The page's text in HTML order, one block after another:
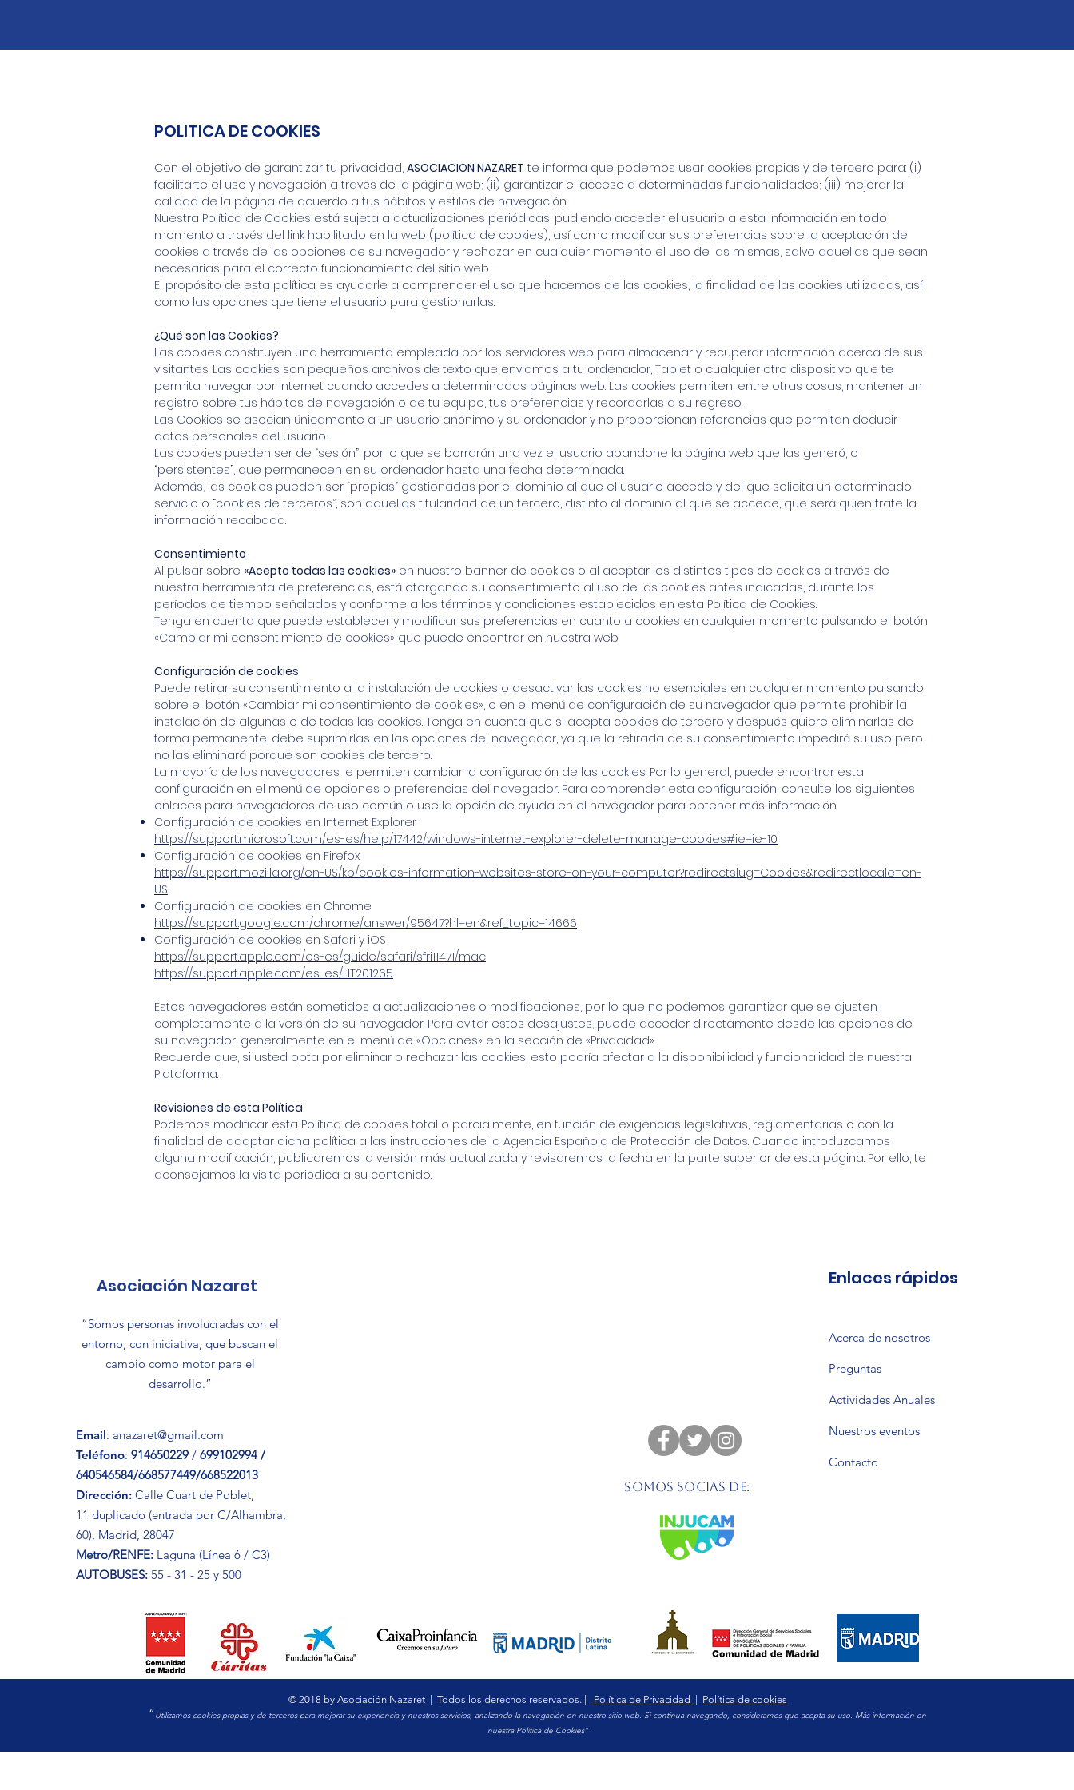
POLITICA DE COOKIES
Con el objetivo de garantizar tu privacidad, ASOCIACION NAZARET te informa que podemos usar cookies propias y de tercero para: (i)
facilitarte el uso y navegación a través de la página web; (ii) garantizar el acceso a determinadas funcionalidades; (iii) mejorar la
calidad de la página de acuerdo a tus hábitos y estilos de navegación.
Nuestra Política de Cookies está sujeta a actualizaciones periódicas, pudiendo acceder el usuario a esta información en todo
momento a través del link habilitado en la web (política de cookies), así como modificar sus preferencias sobre la aceptación de
cookies a través de las opciones de su navegador y rechazar en cualquier momento el uso de las mismas, salvo aquellas que sean
necesarias para el correcto funcionamiento del sitio web.
El propósito de esta política es ayudarle a comprender el uso que hacemos de las cookies, la finalidad de las cookies utilizadas, así
como las opciones que tiene el usuario para gestionarlas.
¿Qué son las Cookies?
Las cookies constituyen una herramienta empleada por los servidores web para almacenar y recuperar información acerca de sus
visitantes. Las cookies son pequeños archivos de texto que enviamos a tu ordenador, Tablet o cualquier otro dispositivo que te
permita navegar por internet cuando accedes a determinadas páginas web. Las cookies permiten, entre otras cosas, mantener un
registro sobre tus hábitos de navegación o de tu equipo, tus preferencias y recordarlas a su regreso.
Las Cookies se asocian únicamente a un usuario anónimo y su ordenador y no proporcionan referencias que permitan deducir
datos personales del usuario.
Las cookies pueden ser de “sesión”, por lo que se borrarán una vez el usuario abandone la página web que las generó, o
“persistentes”, que permanecen en su ordenador hasta una fecha determinada.
Además, las cookies pueden ser “propias” gestionadas por el dominio al que el usuario accede y del que solicita un determinado
servicio o “cookies de terceros”, son aquellas titularidad de un tercero, distinto al dominio al que se accede, que será quien trate la
información recabada.
Consentimiento
Al pulsar sobre «Acepto todas las cookies» en nuestro banner de cookies o al aceptar los distintos tipos de cookies a través de
nuestra herramienta de preferencias, está otorgando su consentimiento al uso de las cookies antes indicadas, durante los
períodos de tiempo señalados y conforme a los términos y condiciones establecidos en esta Política de Cookies.
Tenga en cuenta que puede establecer y modificar sus preferencias en cuanto a cookies en cualquier momento pulsando el botón
«Cambiar mi consentimiento de cookies» que puede encontrar en nuestra web.
Configuración de cookies
Puede retirar su consentimiento a la instalación de cookies o desactivar las cookies no esenciales en cualquier momento pulsando
sobre el botón «Cambiar mi consentimiento de cookies», o en el menú de configuración de su navegador que permite prohibir la
instalación de algunas o de todas las cookies. Tenga en cuenta que si acepta cookies de tercero y después quiere eliminarlas de
forma permanente, debe suprimirlas en las opciones del navegador, ya que la retirada de su consentimiento impedirá su uso pero
no las eliminará porque son cookies de tercero.
La mayoría de los navegadores le permiten cambiar la configuración de las cookies. Por lo general, puede encontrar esta
configuración en el menú de opciones o preferencias del navegador. Para comprender esta configuración, consulte los siguientes
enlaces para navegadores de uso común o use la opción de ayuda en el navegador para obtener más información:
Configuración de cookies en Internet Explorer
https://support.microsoft.com/es-es/help/17442/windows-internet-explorer-delete-manage-cookies#ie=ie-10
Configuración de cookies en Firefox
https://support.mozilla.org/en-US/kb/cookies-information-websites-store-on-your-computer?redirectslug=Cookies&redirectlocale=en-
US
Configuración de cookies en Chrome
https://support.google.com/chrome/answer/95647?hl=en&ref_topic=14666
Configuración de cookies en Safari y iOS
https://support.apple.com/es-es/guide/safari/sfri11471/mac
https://support.apple.com/es-es/HT201265
Estos navegadores están sometidos a actualizaciones o modificaciones, por lo que no podemos garantizar que se ajusten
completamente a la versión de su navegador. Para evitar estos desajustes, puede acceder directamente desde las opciones de
su navegador, generalmente en el menú de «Opciones» en la sección de «Privacidad».
Recuerde que, si usted opta por eliminar o rechazar las cookies, esto podría afectar a la disponibilidad y funcionalidad de nuestra
Plataforma.
Revisiones de esta Política
Podemos modificar esta Política de cookies total o parcialmente, en función de exigencias legislativas, reglamentarias o con la
finalidad de adaptar dicha política a las instrucciones de la Agencia Española de Protección de Datos. Cuando introduzcamos
alguna modificación, publicaremos la versión más actualizada y revisaremos la fecha en la parte superior de esta página. Por ello, te
aconsejamos la visita periódica a su contenido.
Asociación Nazaret
“Somos personas involucradas con el
entorno, con iniciativa, que buscan el
cambio como motor para el
desarrollo.”
Email: anazaret@gmail.com
Teléfono: 914650229 / 699102994 /
640546584/668577449/668522013
Dirección: Calle Cuart de Poblet,
11 duplicado (entrada por C/Alhambra,
60), Madrid, 28047
Metro/RENFE: Laguna (Línea 6 / C3)
AUTOBUSES: 55 - 31 - 25 y 500
Somos socias de:
Enlaces rápidos
Acerca de nosotros
Preguntas
Actividades Anuales
Nuestros eventos
Contacto
© 2018 by Asociación Nazaret | Todos los derechos reservados.| Política de Privacidad Política de cookies
“ Utilizamos cookies propias y de terceros para mejorar su experiencia y nuestros servicios, analizando la navegación en nuestro sitio web. Si continua navegando, consideramos que acepta su uso. Más información en
nuestra Política de Cookies”